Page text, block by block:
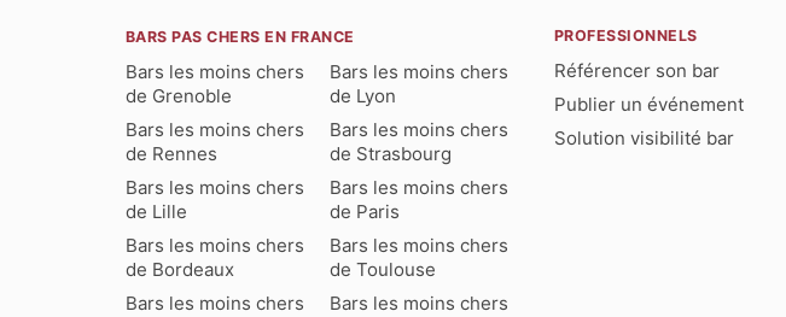
BARS PAS CHERS EN FRANCE
Bars les moins chers
de Grenoble
Bars les moins chers
de Lyon
Bars les moins chers
de Rennes
Bars les moins chers
de Strasbourg
Bars les moins chers
de Lille
Bars les moins chers
de Paris
Bars les moins chers
de Bordeaux
Bars les moins chers
de Toulouse
Bars les moins chers
Bars les moins chers
PROFESSIONNELS
Référencer son bar
Publier un événement
Solution visibilité bar